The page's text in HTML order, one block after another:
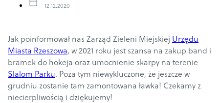
12.12.2020
Jak poinformował nas Zarząd Zieleni Miejskiej Urzędu
Miasta Rzeszowa, w 2021 roku jest szansa na zakup band i
bramek do hokeja oraz umocnienie skarpy na terenie
Slalom Parku. Poza tym niewykluczone, że jeszcze w
grudniu zostanie tam zamontowana ławka! Czekamy z
niecierpliwością i dziękujemy!